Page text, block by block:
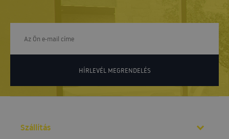
HÍRLEVÉL MEGRENDELÉS
Szállítás